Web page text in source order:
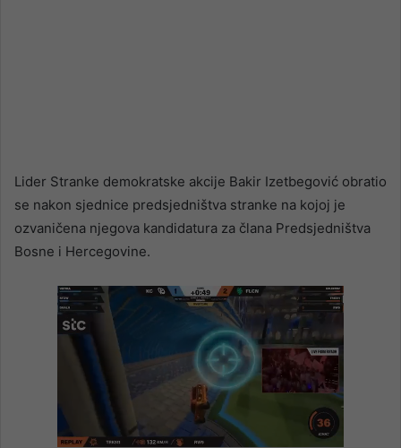
Lider Stranke demokratske akcije Bakir Izetbegović obratio
se nakon sjednice predsjedništva stranke na kojoj je
ozvaničena njegova kandidatura za člana Predsjedništva
Bosne i Hercegovine.